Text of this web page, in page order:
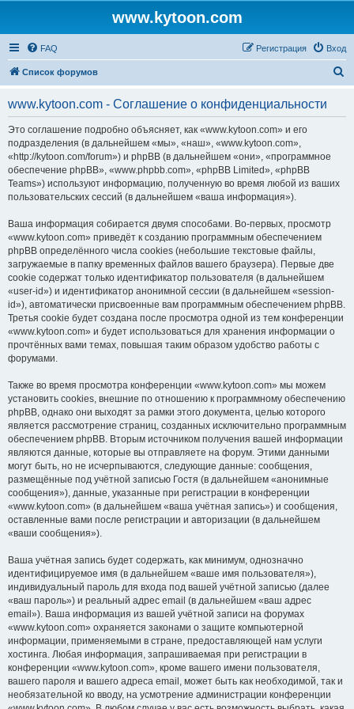
www.kytoon.com
FAQ Вход
Регистрация
Список форумов
www.kytoon.com - Соглашение о конфиденциальности
Это соглашение подробно объясняет, как «www.kytoon.com» и его
подразделения (в дальнейшем «мы», «наш», «www.kytoon.com»,
«http://kytoon.com/forum») и phpBB (в дальнейшем «они», «программное
обеспечение phpBB», «www.phpbb.com», «phpBB Limited», «phpBB
Teams») используют информацию, полученную во время любой из ваших
пользовательских сессий (в дальнейшем «ваша информация»).
Ваша информация собирается двумя способами. Во-первых, просмотр
«www.kytoon.com» приведёт к созданию программным обеспечением
phpBB определённого числа cookies (небольшие текстовые файлы,
загружаемые в папку временных файлов вашего браузера). Первые две
cookie содержат только идентификатор пользователя (в дальнейшем
«user-id») и идентификатор анонимной сессии (в дальнейшем «session-
id»), автоматически присвоенные вам программным обеспечением phpBB.
Третья cookie будет создана после просмотра одной из тем конференции
«www.kytoon.com» и будет использоваться для хранения информации о
прочтённых вами темах, повышая таким образом удобство работы с
форумами.
Также во время просмотра конференции «www.kytoon.com» мы можем
установить cookies, внешние по отношению к программному обеспечению
phpBB, однако они выходят за рамки этого документа, целью которого
является рассмотрение страниц, созданных исключительно программным
обеспечением phpBB. Вторым источником получения вашей информации
являются данные, которые вы отправляете на форум. Этими данными
могут быть, но не исчерпываются, следующие данные: сообщения,
размещённые под учётной записью Гостя (в дальнейшем «анонимные
сообщения»), данные, указанные при регистрации в конференции
«www.kytoon.com» (в дальнейшем «ваша учётная запись») и сообщения,
оставленные вами после регистрации и авторизации (в дальнейшем
«ваши сообщения»).
Ваша учётная запись будет содержать, как минимум, однозначно
идентифицируемое имя (в дальнейшем «ваше имя пользователя»),
индивидуальный пароль для входа под вашей учётной записью (далее
«ваш пароль») и реальный адрес email (в дальнейшем «ваш адрес
email»). Ваша информация из вашей учётной записи на форумах
«www.kytoon.com» охраняется законами о защите компьютерной
информации, применяемыми в стране, предоставляющей нам услуги
хостинга. Любая информация, запрашиваемая при регистрации в
конференции «www.kytoon.com», кроме вашего имени пользователя,
вашего пароля и вашего адреса email, может быть как необходимой, так и
необязательной ко вводу, на усмотрение администрации конференции